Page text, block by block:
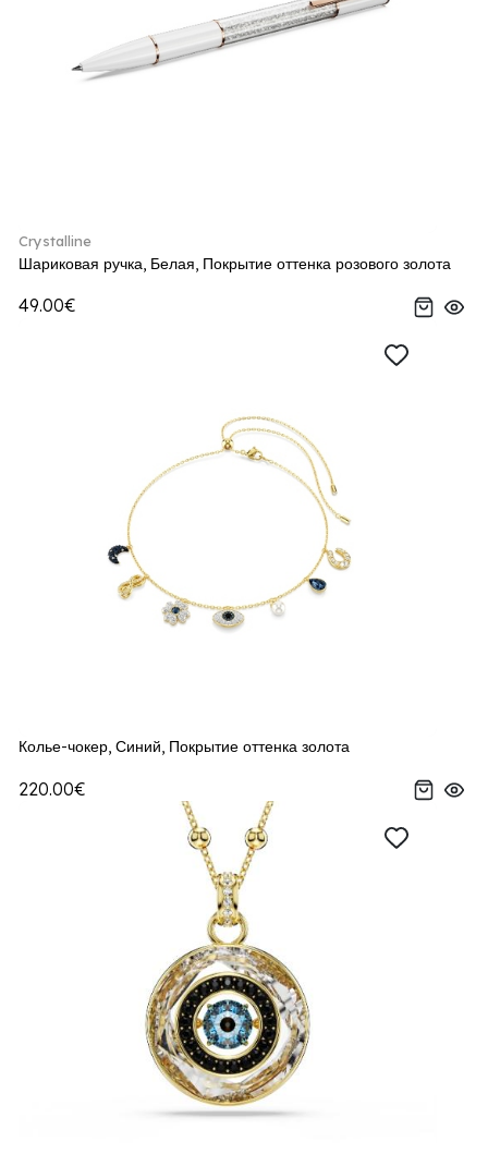
Crystalline
Шариковая ручка, Белая, Покрытие оттенка розового золота
49.00€
Колье-чокер, Синий, Покрытие оттенка золота
220.00€